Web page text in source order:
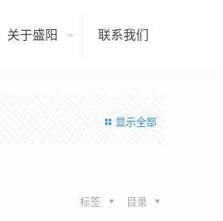
关于盛阳 联系我们
显示全部
目录
标签